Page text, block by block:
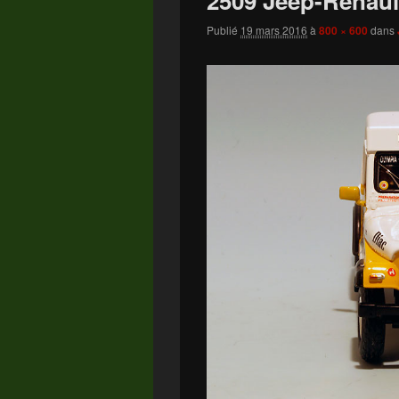
Publié 19 mars 2016 à 800 × 600dans